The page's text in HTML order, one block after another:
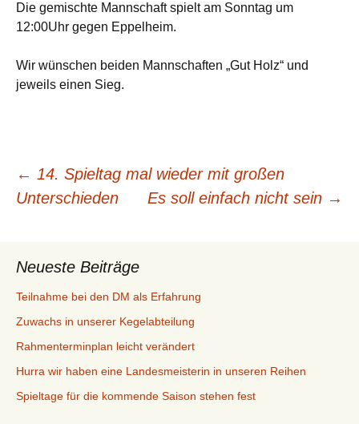
Die gemischte Mannschaft spielt am Sonntag um
12:00Uhr gegen Eppelheim.
Wir wünschen beiden Mannschaften „Gut Holz“ und
jeweils einen Sieg.
Beitragsnavigation
← 14. Spieltag mal wieder mit großen
Unterschieden
Es soll einfach nicht sein →
Neueste Beiträge
Teilnahme bei den DM als Erfahrung
Zuwachs in unserer Kegelabteilung
Rahmenterminplan leicht verändert
Hurra wir haben eine Landesmeisterin in unseren Reihen
Spieltage für die kommende Saison stehen fest